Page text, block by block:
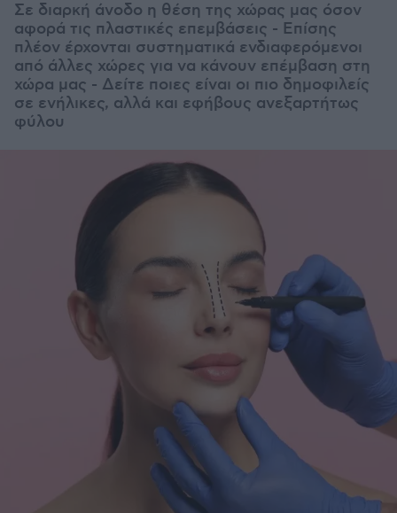
Σε διαρκή άνοδο η θέση της χώρας μας όσον
αφορά τις πλαστικές επεμβάσεις - Επίσης
πλέον έρχονται συστηματικά ενδιαφερόμενοι
από άλλες χώρες για να κάνουν επέμβαση στη
χώρα μας - Δείτε ποιες είναι οι πιο δημοφιλείς
σε ενήλικες, αλλά και εφήβους ανεξαρτήτως
φύλου